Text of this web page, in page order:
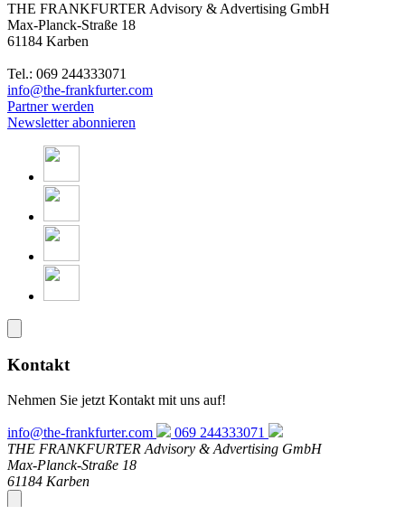
THE FRANKFURTER Advisory & Advertising GmbH
Max-Planck-Straße 18
61184 Karben
Tel.: 069 244333071
info@the-frankfurter.com
Partner werden
Newsletter abonnieren
Kontakt
Nehmen Sie jetzt Kontakt mit uns auf!
info@the-frankfurter.com
069 244333071
THE FRANKFURTER Advisory & Advertising GmbH
Max-Planck-Straße 18
61184 Karben